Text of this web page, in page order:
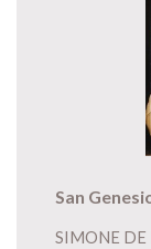
San
SIMONE DE